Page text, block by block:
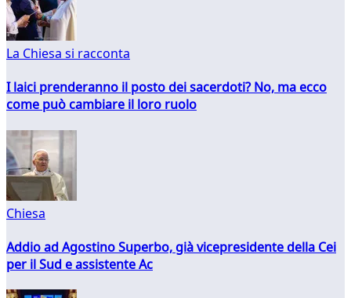
La Chiesa si racconta
I laici prenderanno il posto dei sacerdoti? No, ma ecco
come può cambiare il loro ruolo
Chiesa
Addio ad Agostino Superbo, già vicepresidente della Cei
per il Sud e assistente Ac